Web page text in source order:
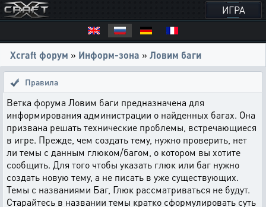
ИГРА
Xcraft форум » Информ-зона » Ловим баги
Правила
Ветка форума Ловим баги предназначена для
информирования администрации о найденных багах. Она
призвана решать технические проблемы, встречающиеся
в игре. Прежде, чем создать тему, нужно проверить, нет
ли темы с данным глюком/багом, о котором вы хотите
сообщить. Для того чтобы указать глюк или баг нужно
создать новую тему, а не писать в уже существующих.
Темы с названиями Баг, Глюк рассматриваться не будут.
Старайтесь в названии темы кратко сформулировать суть